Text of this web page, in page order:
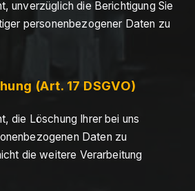
unverzüglich die Berichtigung Sie
personenbezogener Daten zu
(Art. 17 DSGVO)
die Löschung Ihrer bei uns
Daten zu
die weitere Verarbeitung